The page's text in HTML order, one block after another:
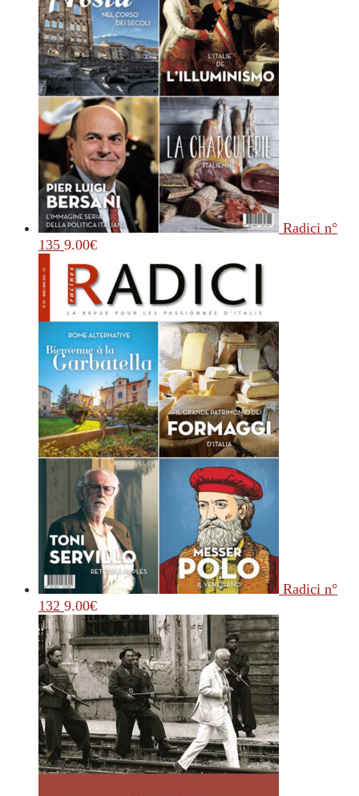
Radici n°
135 9.00€
Radici n°
132 9.00€